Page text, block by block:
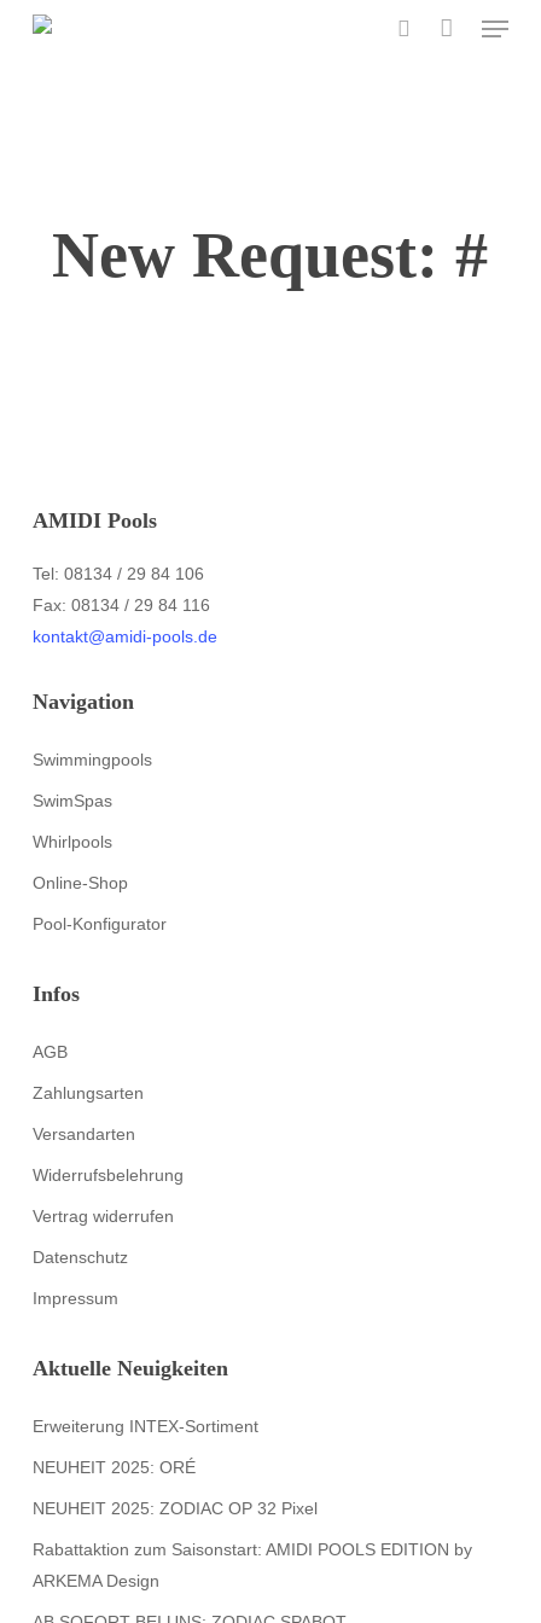
Menu
New Request: #
AMIDI Pools
Tel: 08134 / 29 84 106
Fax: 08134 / 29 84 116
kontakt@amidi-pools.de
Navigation
Swimmingpools
SwimSpas
Whirlpools
Online-Shop
Pool-Konfigurator
Infos
AGB
Zahlungsarten
Versandarten
Widerrufsbelehrung
Vertrag widerrufen
Datenschutz
Impressum
Aktuelle Neuigkeiten
Erweiterung INTEX-Sortiment
NEUHEIT 2025: ORÉ
NEUHEIT 2025: ZODIAC OP 32 Pixel
Rabattaktion zum Saisonstart: AMIDI POOLS EDITION by
ARKEMA Design